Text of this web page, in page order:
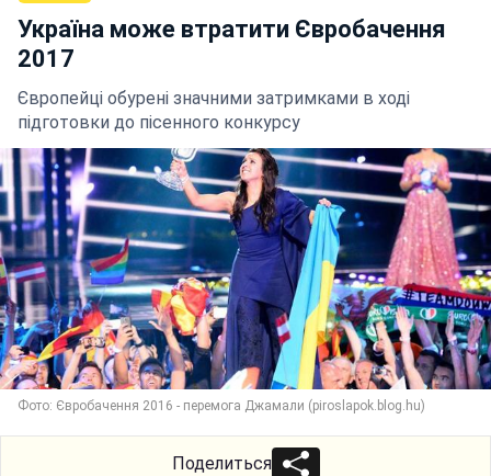
Україна може втратити Євробачення
2017
Європейці обурені значними затримками в ході
підготовки до пісенного конкурсу
Фото: Євробачення 2016 - перемога Джамали (piroslapok.blog.hu)
Поделиться